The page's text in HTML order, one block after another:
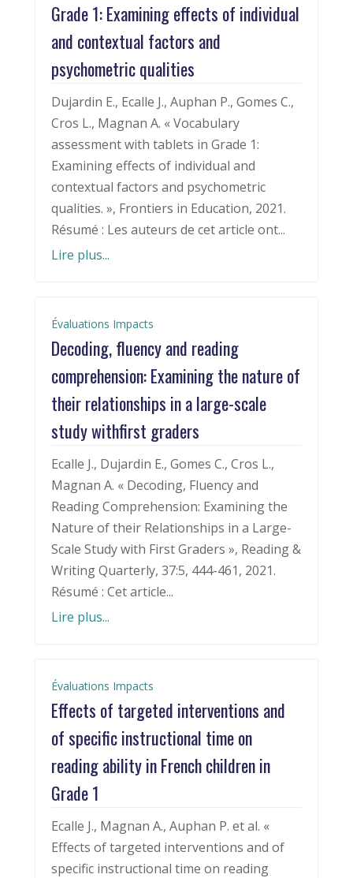
Grade 1: Examining effects of individual
and contextual factors and
psychometric qualities
Dujardin E., Ecalle J., Auphan P., Gomes C.,
Cros L., Magnan A. « Vocabulary
assessment with tablets in Grade 1:
Examining effects of individual and
contextual factors and psychometric
qualities. », Frontiers in Education, 2021.
Résumé : Les auteurs de cet article ont...
Lire plus...
Évaluations Impacts
Decoding, fluency and reading
comprehension: Examining the nature of
their relationships in a large-scale
study withfirst graders
Ecalle J., Dujardin E., Gomes C., Cros L.,
Magnan A. « Decoding, Fluency and
Reading Comprehension: Examining the
Nature of their Relationships in a Large-
Scale Study with First Graders », Reading &
Writing Quarterly, 37:5, 444-461, 2021.
Résumé : Cet article...
Lire plus...
Évaluations Impacts
Effects of targeted interventions and
of specific instructional time on
reading ability in French children in
Grade 1
Ecalle J., Magnan A., Auphan P. et al. «
Effects of targeted interventions and of
specific instructional time on reading